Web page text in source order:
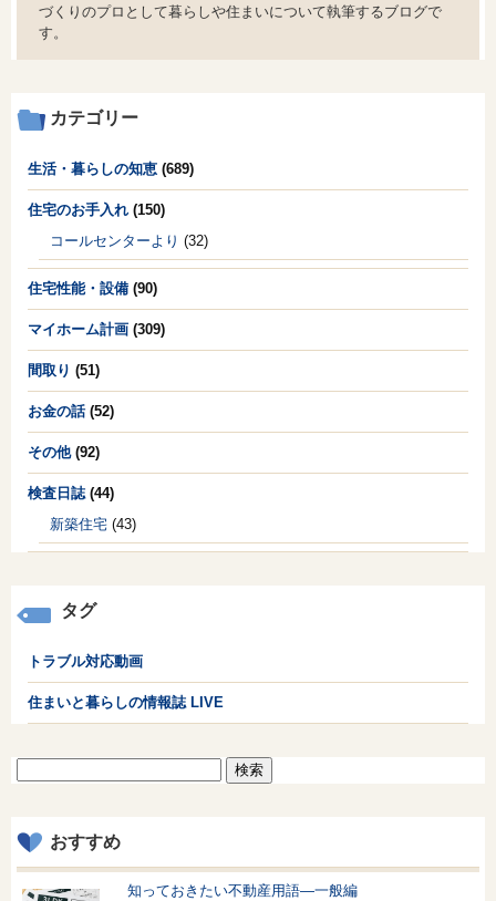
づくりのプロとして暮らしや住まいについて執筆するブログで
す。
カテゴリー
生活・暮らしの知恵 (689)
住宅のお手入れ (150)
コールセンターより (32)
住宅性能・設備 (90)
マイホーム計画 (309)
間取り (51)
お金の話(52)
その他(92)
検査日誌 (44)
新築住宅 (43)
タグ
トラブル対応動画
住まいと暮らしの情報誌 LIVE
おすすめ
知っておきたい不動産用語—一般編